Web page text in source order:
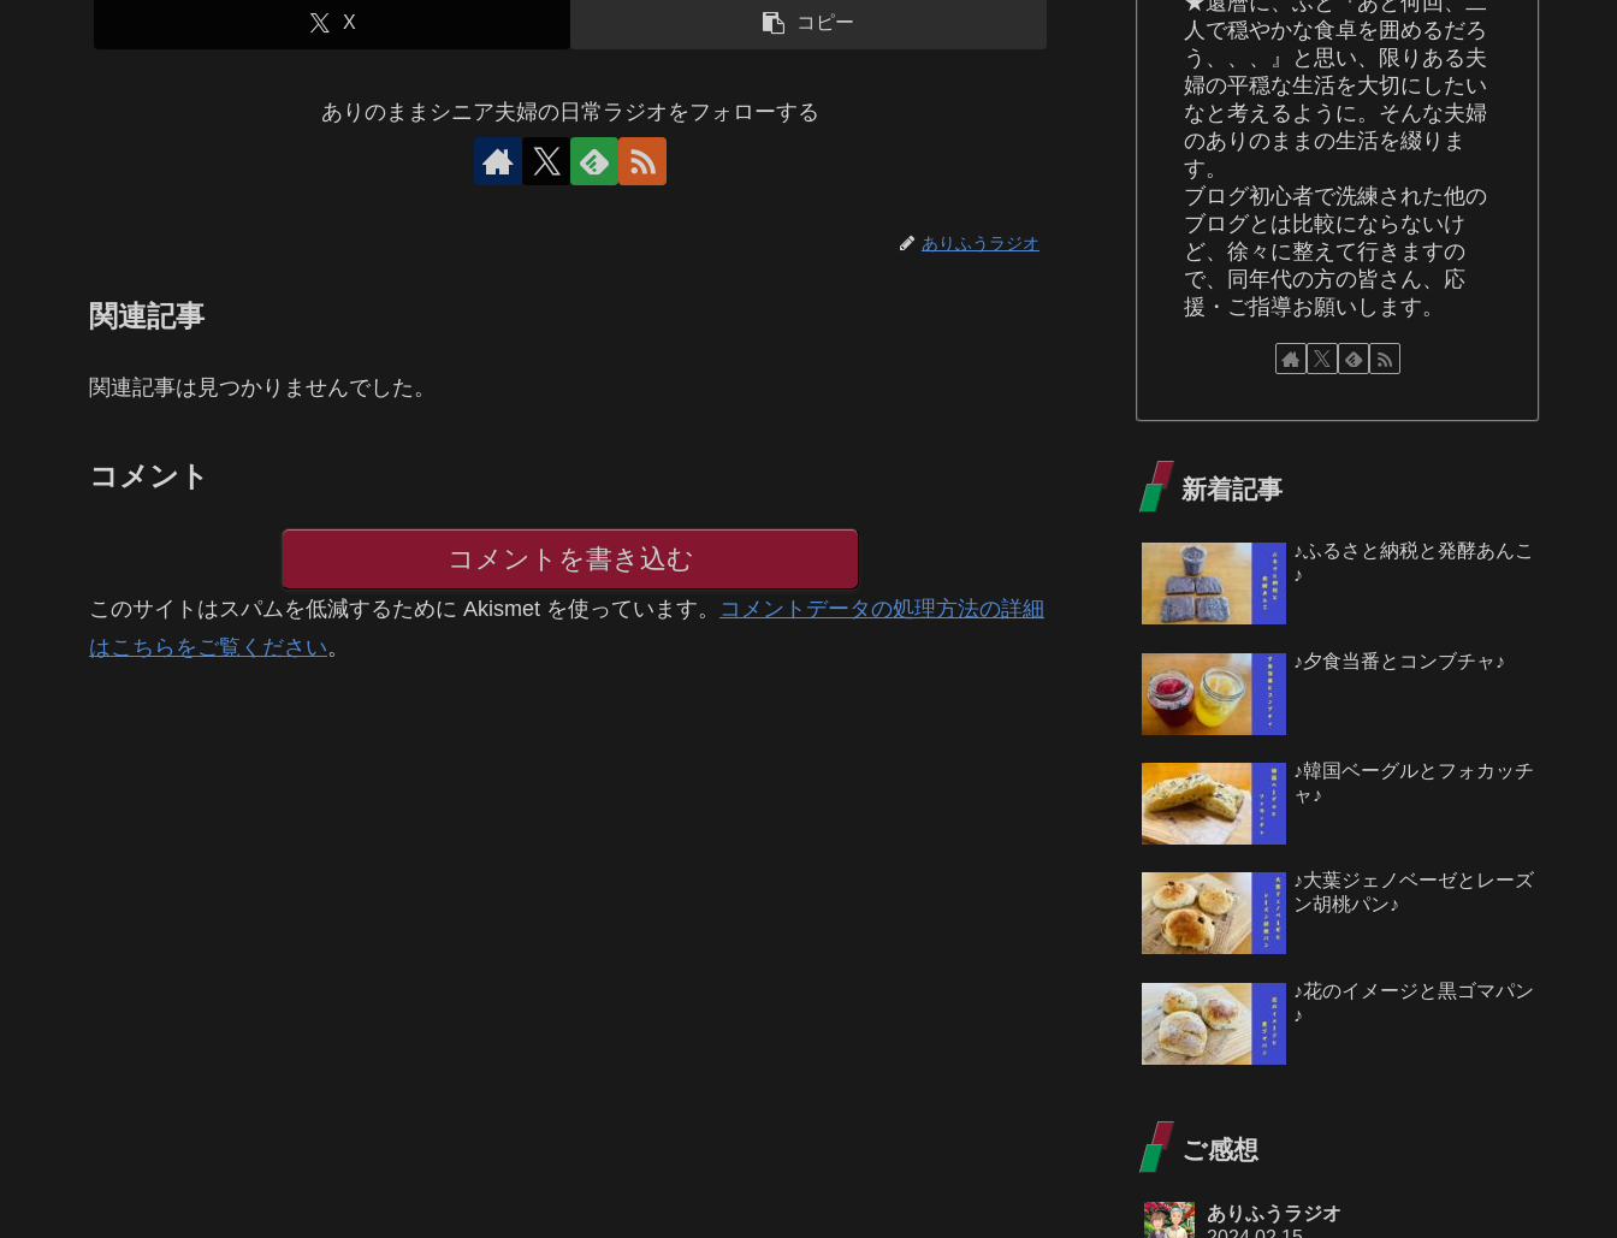
X コピー
ありのままシニア夫婦の日常ラジオをフォローする
ありふうラジオ
関連記事
関連記事は見つかりませんでした。
コメント
コメントを書き込む
このサイトはスパムを低減するために Akismet を使っています。 コメントデータの処理方法の詳細
はこちらをご覧ください。
人で穏やかな食卓を囲めるだろ
う、、、』と思い、限りある夫
婦の平穏な生活を大切にしたい
なと考えるように。そんな夫婦
のありのままの生活を綴りま
す。
ブログ初心者で洗練された他の
ブログとは比較にならないけ
ど、徐々に整えて行きますの
で、同年代の方の皆さん、応
援・ご指導お願いします。
新着記事
♪ふるさと納税と発酵あんこ
♪
♪夕食当番とコンブチャ♪
♪韓国ベーグルとフォカッチ
ャ♪
♪大葉ジェノベーゼとレーズ
ン胡桃パン♪
♪花のイメージと黒ゴマパン
♪
ご感想
ありふうラジオ